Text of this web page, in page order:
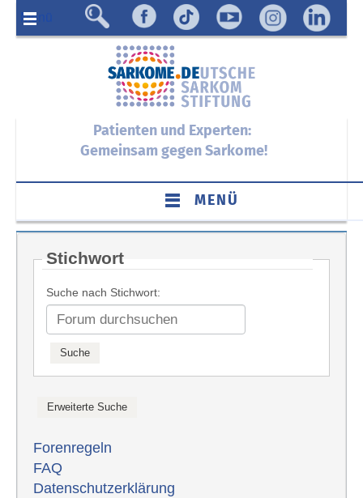
Menü
Patienten und Experten:
Gemeinsam gegen Sarkome!
MENÜ
Stichwort
Suche nach Stichwort:
Forenregeln
FAQ
Datenschutzerklärung